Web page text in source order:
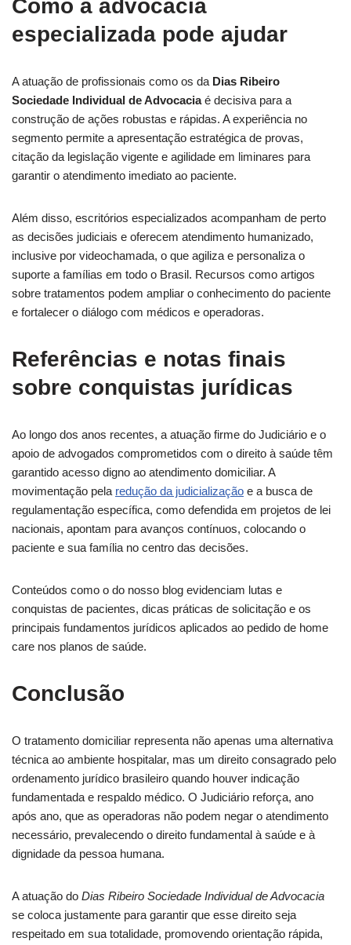
Como a advocacia
especializada pode ajudar
A atuação de profissionais como os da Dias Ribeiro
Sociedade Individual de Advocaciaé decisiva para a
construção de ações robustas e rápidas. A experiência no
segmento permite a apresentação estratégica de provas,
citação da legislação vigente e agilidade em liminares para
garantir o atendimento imediato ao paciente.
Além disso, escritórios especializados acompanham de perto
as decisões judiciais e oferecem atendimento humanizado,
inclusive por videochamada, o que agiliza e personaliza o
suporte a famílias em todo o Brasil. Recursos como artigos
sobre tratamentos podem ampliar o conhecimento do paciente
e fortalecer o diálogo com médicos e operadoras.
Referências e notas finais
sobre conquistas jurídicas
Ao longo dos anos recentes, a atuação firme do Judiciário e o
apoio de advogados comprometidos com o direito à saúde têm
garantido acesso digno ao atendimento domiciliar. A
movimentação pela redução da judicialização e a busca de
regulamentação específica, como defendida em projetos de lei
nacionais, apontam para avanços contínuos, colocando o
paciente e sua família no centro das decisões.
Conteúdos como o do nosso blog evidenciam lutas e
conquistas de pacientes, dicas práticas de solicitação e os
principais fundamentos jurídicos aplicados ao pedido de home
care nos planos de saúde.
Conclusão
O tratamento domiciliar representa não apenas uma alternativa
técnica ao ambiente hospitalar, mas um direito consagrado pelo
ordenamento jurídico brasileiro quando houver indicação
fundamentada e respaldo médico. O Judiciário reforça, ano
após ano, que as operadoras não podem negar o atendimento
necessário, prevalecendo o direito fundamental à saúde e à
dignidade da pessoa humana.
A atuação do Dias Ribeiro Sociedade Individual de Advocacia
se coloca justamente para garantir que esse direito seja
respeitado em sua totalidade, promovendo orientação rápida,